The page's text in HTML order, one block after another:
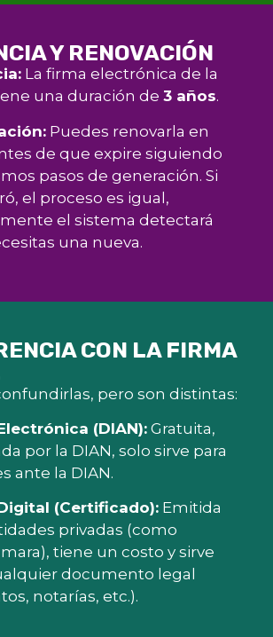
Y RENOVACIÓN
La firma electrónica de la
una duración de 3 años.
Puedes renovarla en
de que expire siguiendo
pasos de generación. Si
el proceso es igual,
el sistema detectará
una nueva.
CON LA FIRMA
pero son distintas:
(DIAN): Gratuita,
por la DIAN, solo sirve para
ante la DIAN.
(Certificado): Emitida
privadas (como
tiene un costo y sirve
documento legal
notarías, etc.).